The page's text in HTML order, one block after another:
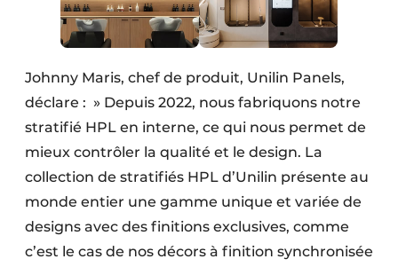
Johnny Maris, chef de produit, Unilin Panels,
déclare : » Depuis 2022, nous fabriquons notre
stratifié HPL en interne, ce qui nous permet de
mieux contrôler la qualité et le design. La
collection de stratifiés HPL d’Unilin présente au
monde entier une gamme unique et variée de
designs avec des finitions exclusives, comme
c’est le cas de nos décors à finition synchronisée